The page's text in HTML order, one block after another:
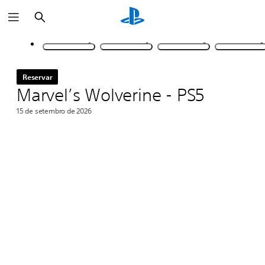
Reservar
Marvel’s Wolverine - PS5
15 de setembro de 2026